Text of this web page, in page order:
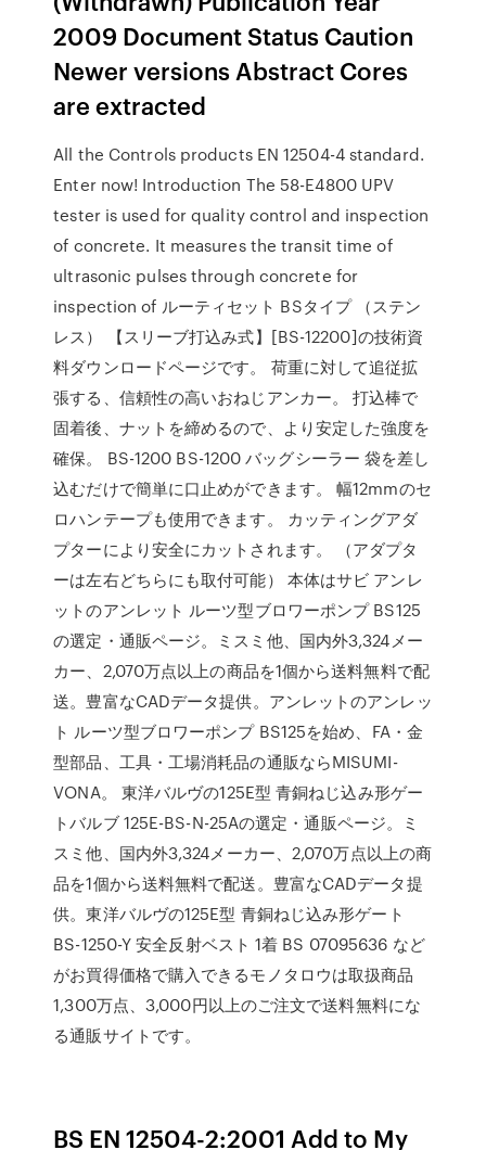
2009 Document Status Caution
Newer versions Abstract Cores
are extracted
All the Controls products EN 12504-4 standard.
Enter now! Introduction The 58-E4800 UPV
tester is used for quality control and inspection
of concrete. It measures the transit time of
ultrasonic pulses through concrete for
inspection of ルーティセット BSタイプ （ステン
レス） 【スリーブ打込み式】[BS-12200]の技術資
料ダウンロードページです。 荷重に対して追従拡
張する、信頼性の高いおねじアンカー。 打込棒で
固着後、ナットを締めるので、より安定した強度を
確保。 BS-1200 BS-1200 バッグシーラー 袋を差し
込むだけで簡単に口止めができます。 幅12mmのセ
ロハンテープも使用できます。 カッティングアダ
プターにより安全にカットされます。 （アダプタ
ーは左右どちらにも取付可能） 本体はサビ アンレ
ットのアンレット ルーツ型ブロワーポンプ BS125
の選定・通販ページ。ミスミ他、国内外3,324メー
カー、2,070万点以上の商品を1個から送料無料で配
送。豊富なCADデータ提供。アンレットのアンレッ
ト ルーツ型ブロワーポンプ BS125を始め、FA・金
型部品、工具・工場消耗品の通販ならMISUMI-
VONA。 東洋バルヴの125E型 青銅ねじ込み形ゲー
トバルブ 125E-BS-N-25Aの選定・通販ページ。ミ
スミ他、国内外3,324メーカー、2,070万点以上の商
品を1個から送料無料で配送。豊富なCADデータ提
供。東洋バルヴの125E型 青銅ねじ込み形ゲート
BS-1250-Y 安全反射ベスト 1着 BS 07095636 など
がお買得価格で購入できるモノタロウは取扱商品
1,300万点、3,000円以上のご注文で送料無料にな
る通販サイトです。
BS EN 12504-2:2001 Add to My